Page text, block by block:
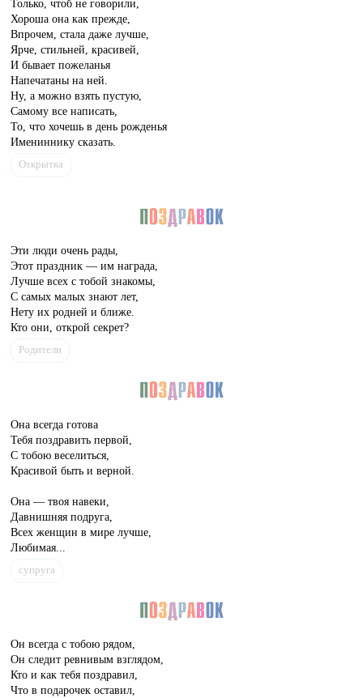
Только, чтоб не говорили,
Хороша она как прежде,
Впрочем, стала даже лучше,
Ярче, стильней, красивей,
И бывает пожеланья
Напечатаны на ней.
Ну, а можно взять пустую,
Самому все написать,
То, что хочешь в день рожденья
Имениннику сказать.
Открытка
Эти люди очень рады,
Этот праздник — им награда,
Лучше всех с тобой знакомы,
С самых малых знают лет,
Нету их родней и ближе.
Кто они, открой секрет?
Родители
Она всегда готова
Тебя поздравить первой,
С тобою веселиться,
Красивой быть и верной.
Она — твоя навеки,
Давнишняя подруга,
Всех женщин в мире лучше,
Любимая...
супруга
Он всегда с тобою рядом,
Он следит ревнивым взглядом,
Кто и как тебя поздравил,
Что в подарочек оставил,